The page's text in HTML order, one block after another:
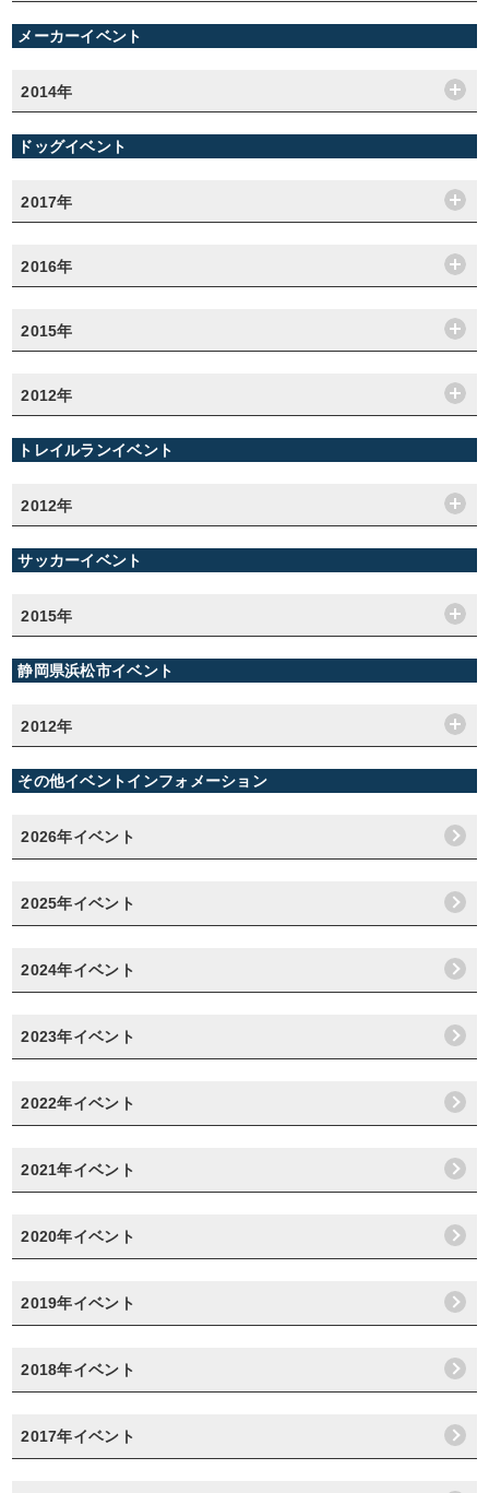
メーカーイベント
2014年
ドッグイベント
2017年
2016年
2015年
2012年
トレイルランイベント
2012年
サッカーイベント
2015年
静岡県浜松市イベント
2012年
その他イベントインフォメーション
2026年イベント
2025年イベント
2024年イベント
2023年イベント
2022年イベント
2021年イベント
2020年イベント
2019年イベント
2018年イベント
2017年イベント